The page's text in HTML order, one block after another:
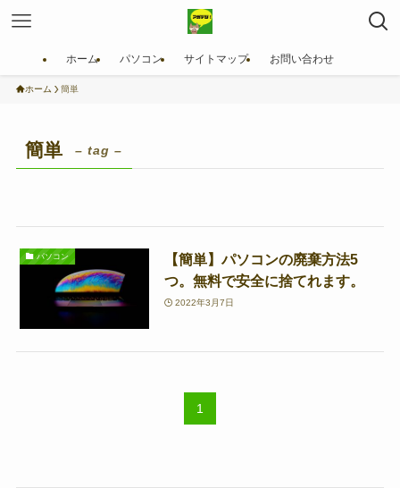
ホーム パソコン サイトマップ お問い合わせ
ホーム 簡単
簡単 – tag –
パソコン
【簡単】パソコンの廃棄方法5
つ。無料で安全に捨てれます。
2022年3月7日
1